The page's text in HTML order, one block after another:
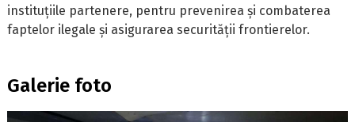
instituțiile partenere, pentru prevenirea și combaterea
faptelor ilegale și asigurarea securității frontierelor.
Galerie foto